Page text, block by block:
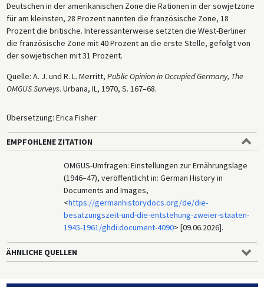
Deutschen in der amerikanischen Zone die Rationen in der sowjetzone
für am kleinsten, 28 Prozent nannten die französische Zone, 18
Prozent die britische. Interessanterweise setzten die West-Berliner
die französische Zone mit 40 Prozent an die erste Stelle, gefolgt von
der sowjetischen mit 31 Prozent.
Quelle: A. J. und R. L. Merritt, Public Opinion in Occupied Germany, The
OMGUS Surveys. Urbana, IL, 1970, S. 167–68.
Übersetzung: Erica Fisher
EMPFOHLENE ZITATION
OMGUS-Umfragen: Einstellungen zur Ernährungslage
(1946–47), veröffentlicht in: German History in
Documents and Images,
<https://germanhistorydocs.org/de/die-
besatzungszeit-und-die-entstehung-zweier-staaten-
1945-1961/ghdi:document-4090> [09.06.2026].
ÄHNLICHE QUELLEN